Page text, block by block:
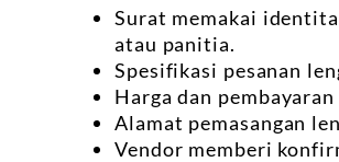
Surat memakai
atau panitia.
Spesifikasi pesanan
Harga dan
Alamat pemasangan
Vendor memberi